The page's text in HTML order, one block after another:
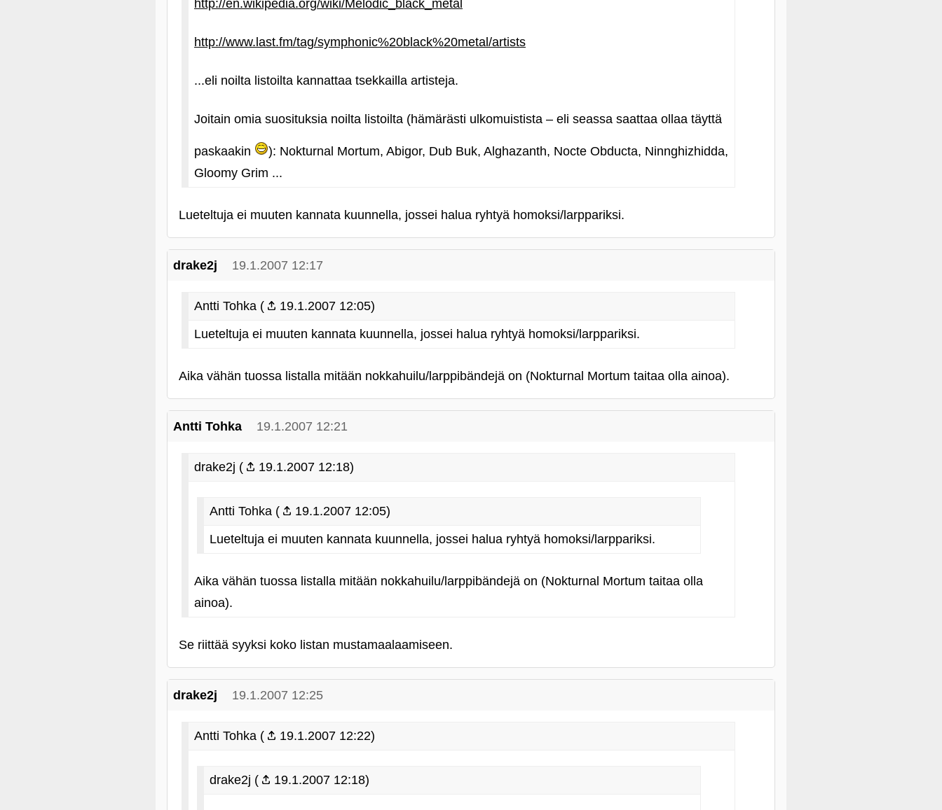
http://en.wikipedia.org/wiki/Melodic_black_metal
http://www.last.fm/tag/symphonic%20black%20metal/artists
...eli noilta listoilta kannattaa tsekkailla artisteja.
Joitain omia suosituksia noilta listoilta (hämärästi ulkomuistista – eli seassa saattaa ollaa täyttä
paskaakin
): Nokturnal Mortum, Abigor, Dub Buk, Alghazanth, Nocte Obducta, Ninnghizhidda,
Gloomy Grim ...
Lueteltuja ei muuten kannata kuunnella, jossei halua ryhtyä homoksi/larppariksi.
drake2j 19.1.2007 12:17
Antti Tohka (
19.1.2007 12:05)
Lueteltuja ei muuten kannata kuunnella, jossei halua ryhtyä homoksi/larppariksi.
Aika vähän tuossa listalla mitään nokkahuilu/larppibändejä on (Nokturnal Mortum taitaa olla ainoa).
Antti Tohka 19.1.2007 12:21
drake2j ( 19.1.2007 12:18)
Antti Tohka (
19.1.2007 12:05)
Lueteltuja ei muuten kannata kuunnella, jossei halua ryhtyä homoksi/larppariksi.
Aika vähän tuossa listalla mitään nokkahuilu/larppibändejä on (Nokturnal Mortum taitaa olla
ainoa).
Se riittää syyksi koko listan mustamaalaamiseen.
drake2j 19.1.2007 12:25
Antti Tohka ( 19.1.2007 12:22)
drake2j ( 19.1.2007 12:18)